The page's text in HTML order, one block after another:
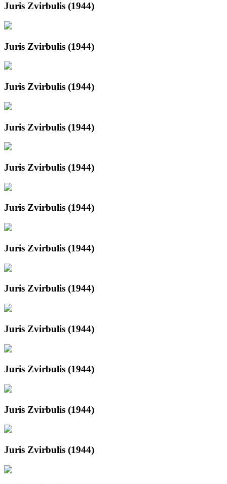
Juris Zvirbulis (1944)
Juris Zvirbulis (1944)
Juris Zvirbulis (1944)
Juris Zvirbulis (1944)
Juris Zvirbulis (1944)
Juris Zvirbulis (1944)
Juris Zvirbulis (1944)
Juris Zvirbulis (1944)
Juris Zvirbulis (1944)
Juris Zvirbulis (1944)
Juris Zvirbulis (1944)
Juris Zvirbulis (1944)